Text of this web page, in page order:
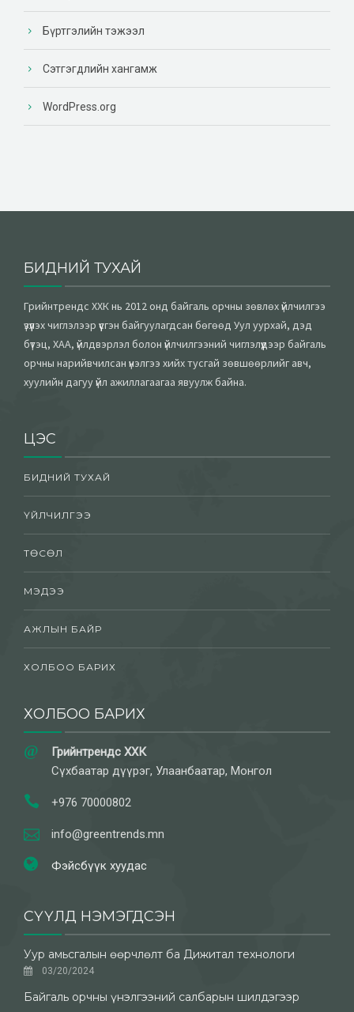
Бүртгэлийн тэжээл
Сэтгэгдлийн хангамж
WordPress.org
БИДНИЙ ТУХАЙ
Грийнтрендс ХХК нь 2012 онд байгаль орчны зөвлөх үйлчилгээ
үзүүлэх чиглэлээр үүсгэн байгуулагдсан бөгөөд Уул уурхай, дэд
бүтэц, ХАА, үйлдвэрлэл болон үйлчилгээний чиглэлүүдээр байгаль
орчны нарийвчилсан үнэлгээ хийх тусгай зөвшөөрлийг авч,
хуулийн дагуу үйл ажиллагаагаа явуулж байна.
ЦЭС
БИДНИЙ ТУХАЙ
ҮЙЛЧИЛГЭЭ
ТӨСӨЛ
МЭДЭЭ
АЖЛЫН БАЙР
ХОЛБОО БАРИХ
ХОЛБОО БАРИХ
Грийнтрендс ХХК
Сүхбаатар дүүрэг, Улаанбаатар, Монгол
+976 70000802
info@greentrends.mn
Фэйсбүүк хуудас
СҮҮЛД НЭМЭГДСЭН
Уур амьсгалын өөрчлөлт ба Дижитал технологи
03/20/2024
Байгаль орчны үнэлгээний салбарын шилдэгээр